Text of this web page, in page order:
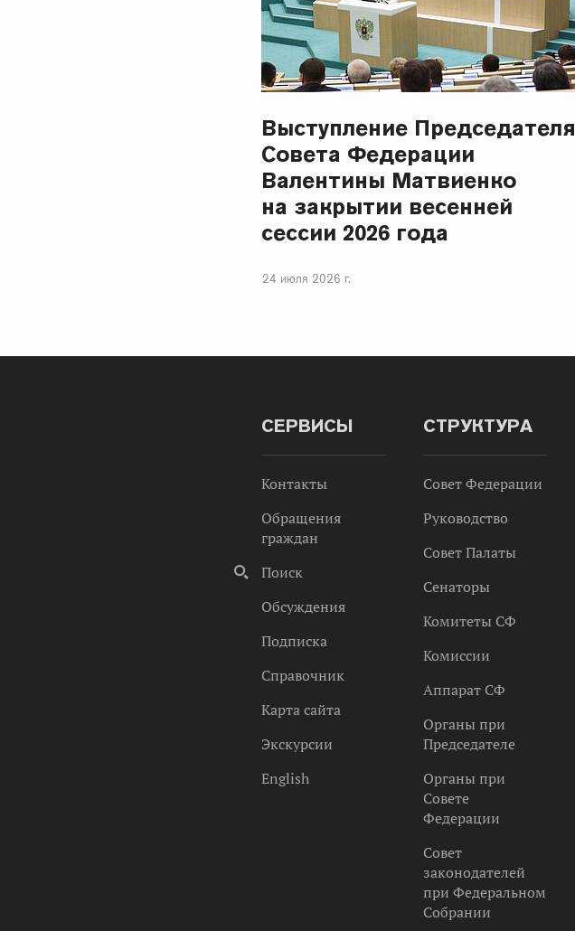
Выступление Председателя
Совета Федерации
Валентины Матвиенко
на закрытии весенней
сессии 2026 года
24 июля 2026 г.
СЕРВИСЫ
Контакты
Обращения
граждан
Поиск
Обсуждения
Подписка
Справочник
Карта сайта
Экскурсии
English
СТРУКТУРА
Совет Федерации
Руководство
Совет Палаты
Сенаторы
Комитеты СФ
Комиссии
Аппарат СФ
Органы при
Председателе
Органы при
Совете
Федерации
Совет
законодателей
при Федеральном
Собрании